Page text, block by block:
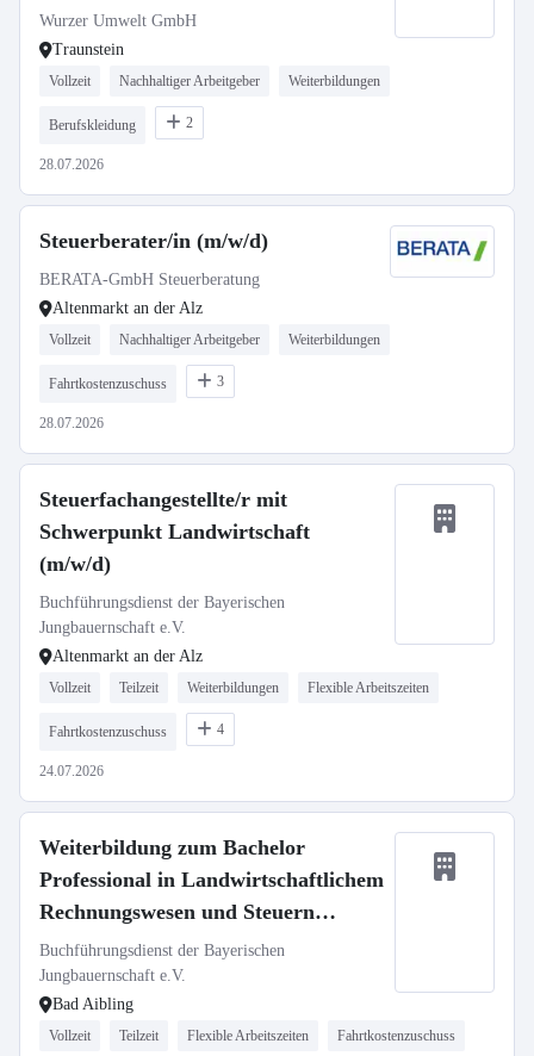
Wurzer Umwelt GmbH
Traunstein
Vollzeit Nachhaltiger Arbeitgeber Weiterbildungen
Berufskleidung 2
28.07.2026
Steuerberater/in (m/w/d)
BERATA-GmbH Steuerberatung
Altenmarkt an der Alz
Vollzeit Nachhaltiger Arbeitgeber Weiterbildungen
Fahrtkostenzuschuss 3
28.07.2026
Steuerfachangestellte/r mit
Schwerpunkt Landwirtschaft
(m/w/d)
Buchführungsdienst der Bayerischen
Jungbauernschaft e.V.
Altenmarkt an der Alz
Vollzeit Teilzeit Weiterbildungen Flexible Arbeitszeiten
Fahrtkostenzuschuss 4
24.07.2026
Weiterbildung zum Bachelor
Professional in Landwirtschaftlichem
Rechnungswesen und Steuern
(m/w/d)
Buchführungsdienst der Bayerischen
Jungbauernschaft e.V.
Bad Aibling
Vollzeit Teilzeit Flexible Arbeitszeiten Fahrtkostenzuschuss